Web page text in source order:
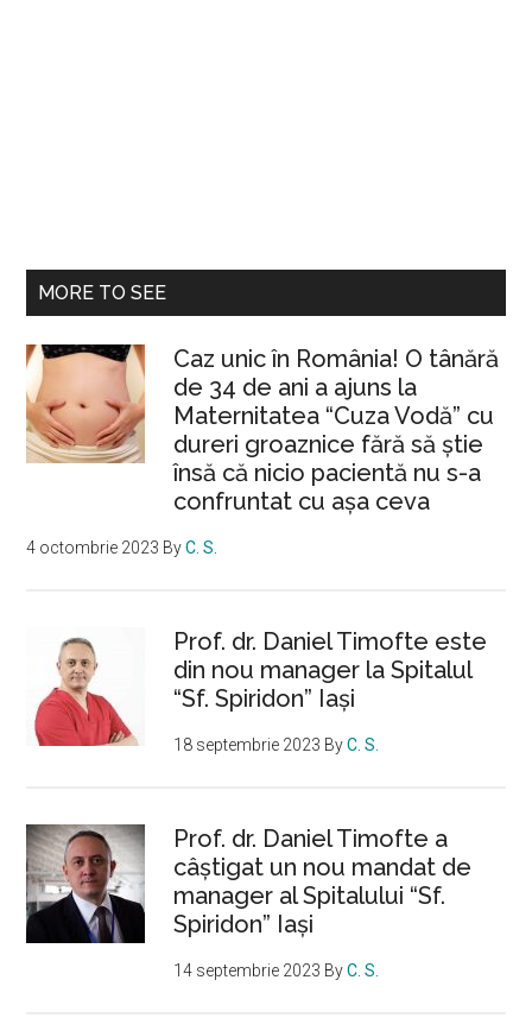
MORE TO SEE
Caz unic în România! O tânără
de 34 de ani a ajuns la
Maternitatea “Cuza Vodă” cu
dureri groaznice fără să ştie
însă că nicio pacientă nu s-a
confruntat cu așa ceva
4 octombrie 2023 ByC. S.
Prof. dr. Daniel Timofte este
din nou manager la Spitalul
“Sf. Spiridon” Iaşi
18 septembrie 2023 ByC. S.
Prof. dr. Daniel Timofte a
câștigat un nou mandat de
manager al Spitalului “Sf.
Spiridon” Iași
14 septembrie 2023 ByC. S.